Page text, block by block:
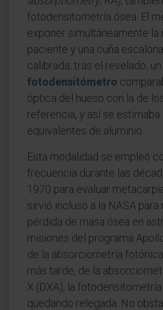
fotodensitometría ósea. El
exponer simultáneamente la
paciente y una cuña
calibrada; tras el revelado, un
fotodensitómetro
óptica del hueso con la de
referencia, y así se estimaba
equivalentes de aluminio.
Esta modalidad se empleó
frecuencia durante las
1970 para evaluar
sirvió incluso a la NASA
pérdida de masa ósea en
misiones del programa
de la absorciometría
más tarde, de la
X (DXA), la
quedando relegada. No